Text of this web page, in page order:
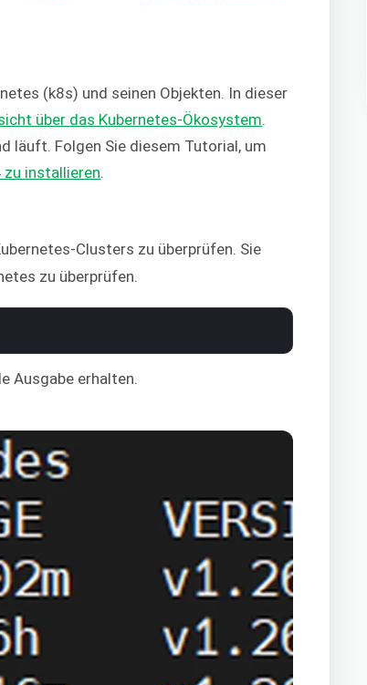
(k8s) und seinen Objekten. In dieser
über das Kubernetes-Ökosystem
läuft. Folgen Sie diesem Tutorial, um
zu installieren
Clusters zu überprüfen. Sie
zu überprüfen.
Ausgabe erhalten.